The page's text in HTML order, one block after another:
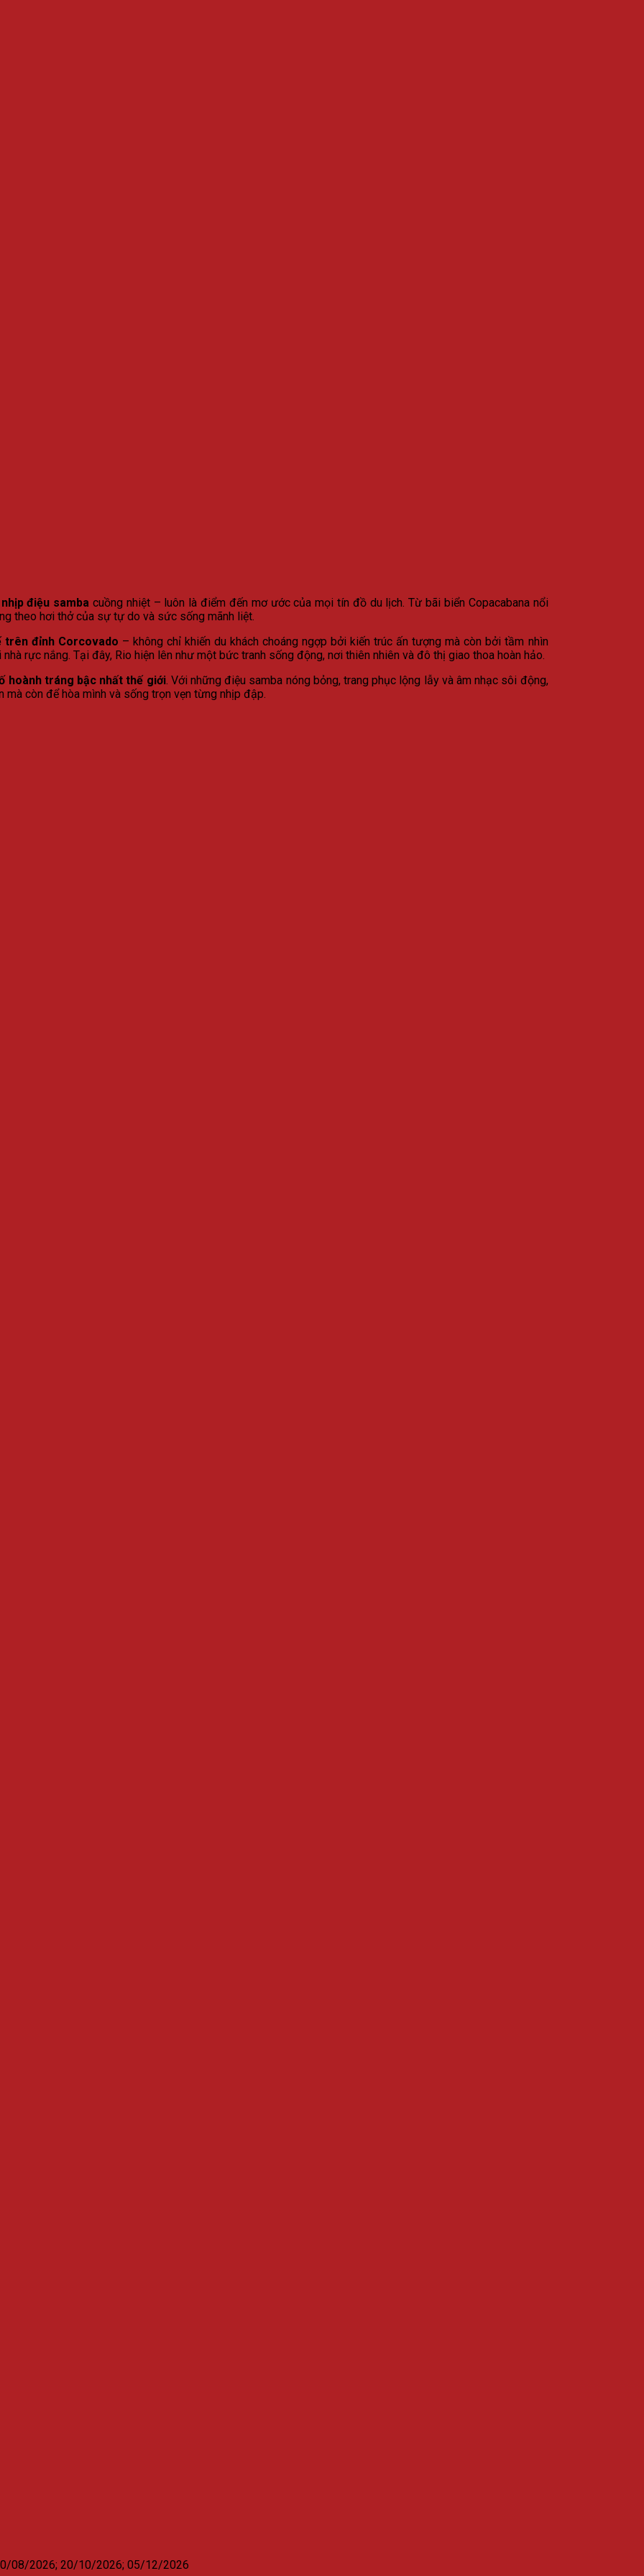
điệu samba cuồng nhiệt – luôn là điểm đến mơ ước của mọi tín đồ du lịch. Từ bãi biển Copacabana nổi
theo hơi thở của sự tự do và sức sống mãnh liệt.
trên đỉnh Corcovado – không chỉ khiến du khách choáng ngợp bởi kiến trúc ấn tượng mà còn bởi tầm nhìn
rực nắng. Tại đây, Rio hiện lên như một bức tranh sống động, nơi thiên nhiên và đô thị giao thoa hoàn hảo.
hoành tráng bậc nhất thế giới. Với những điệu samba nóng bỏng, trang phục lộng lẫy và âm nhạc sôi động,
còn để hòa mình và sống trọn vẹn từng nhịp đập.
08/2026; 20/10/2026; 05/12/2026